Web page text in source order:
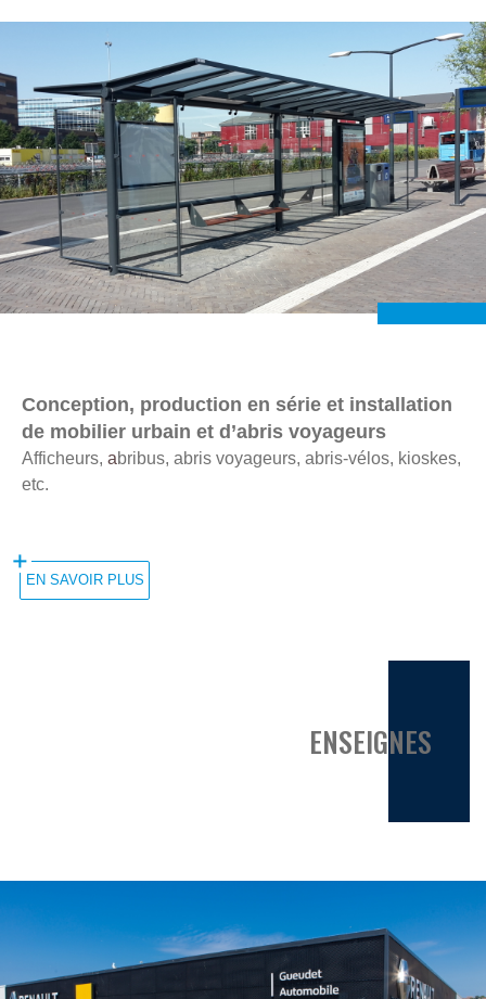
Conception, production en série et installation
de mobilier urbain et d’abris voyageurs
Afficheurs, abribus, abris voyageurs, abris-vélos, kioskes,
etc.
EN SAVOIR PLUS
ENSEIGNES